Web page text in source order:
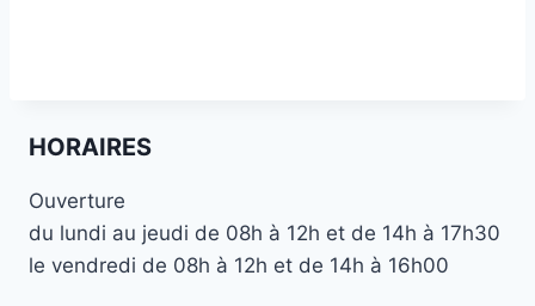
HORAIRES
Ouverture
du lundi au jeudi de 08h à 12h et de 14h à 17h30
le vendredi de 08h à 12h et de 14h à 16h00